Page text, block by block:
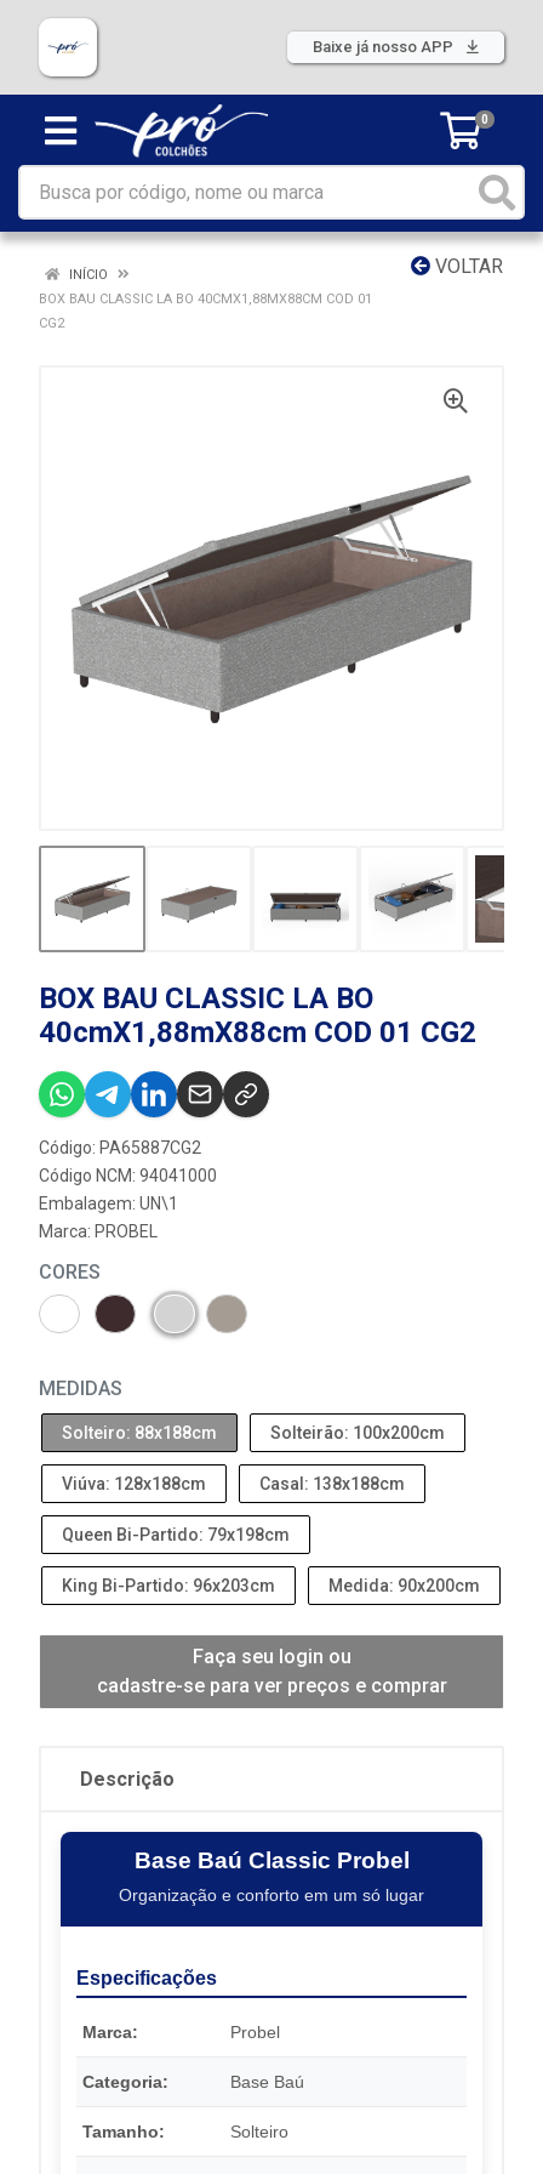
Baixe já nosso APP
0
VOLTAR
INÍCIO
BOX BAU CLASSIC LA BO 40CMX1,88MX88CM COD 01
CG2
BOX BAU CLASSIC LA BO
40cmX1,88mX88cm COD 01 CG2
Código: PA65887CG2
Código NCM: 94041000
Embalagem: UN\1
Marca: PROBEL
CORES
MEDIDAS
Solteiro: 88x188cm Solteirão: 100x200cm
Viúva: 128x188cm Casal: 138x188cm
Queen Bi-Partido: 79x198cm
King Bi-Partido: 96x203cm Medida: 90x200cm
Faça seu login ou
cadastre-se para ver preços e comprar
Descrição
Base Baú Classic Probel
Organização e conforto em um só lugar
Especificações
Marca: Probel
Categoria: Base Baú
Tamanho: Solteiro